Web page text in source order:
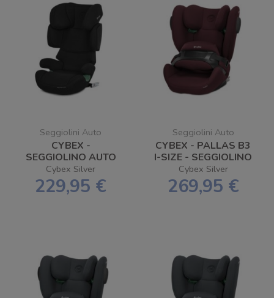
Seggiolini Auto
CYBEX -
SEGGIOLINO AUTO
SOLUTION X I-FIX -
SPEDIZIONE
GRATUITA
Cybex Silver
229,95 €
Seggiolini Auto
CYBEX - PALLAS B3
I-SIZE - SEGGIOLINO
AUTO - SPEDIZIONE
GRATUITA
Cybex Silver
269,95 €